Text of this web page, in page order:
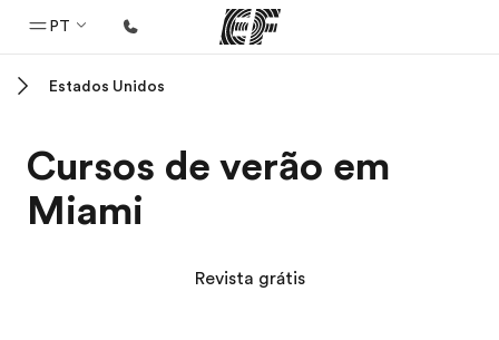
PT
Programas
Saiba tudo que oferecemos
Estados Unidos
Cursos de verão em
Miami
Revista grátis